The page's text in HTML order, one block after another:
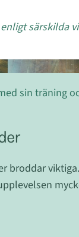
sin träning
broddar viktiga.
enligt särskilda